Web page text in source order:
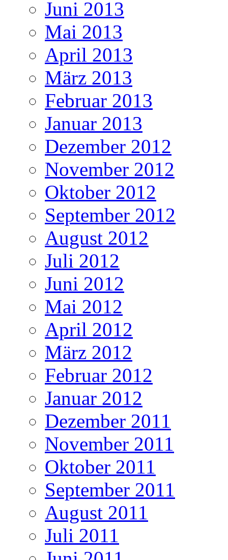
Juni 2013
Mai 2013
April 2013
März 2013
Februar 2013
Januar 2013
Dezember 2012
November 2012
Oktober 2012
September 2012
August 2012
Juli 2012
Juni 2012
Mai 2012
April 2012
März 2012
Februar 2012
Januar 2012
Dezember 2011
November 2011
Oktober 2011
September 2011
August 2011
Juli 2011